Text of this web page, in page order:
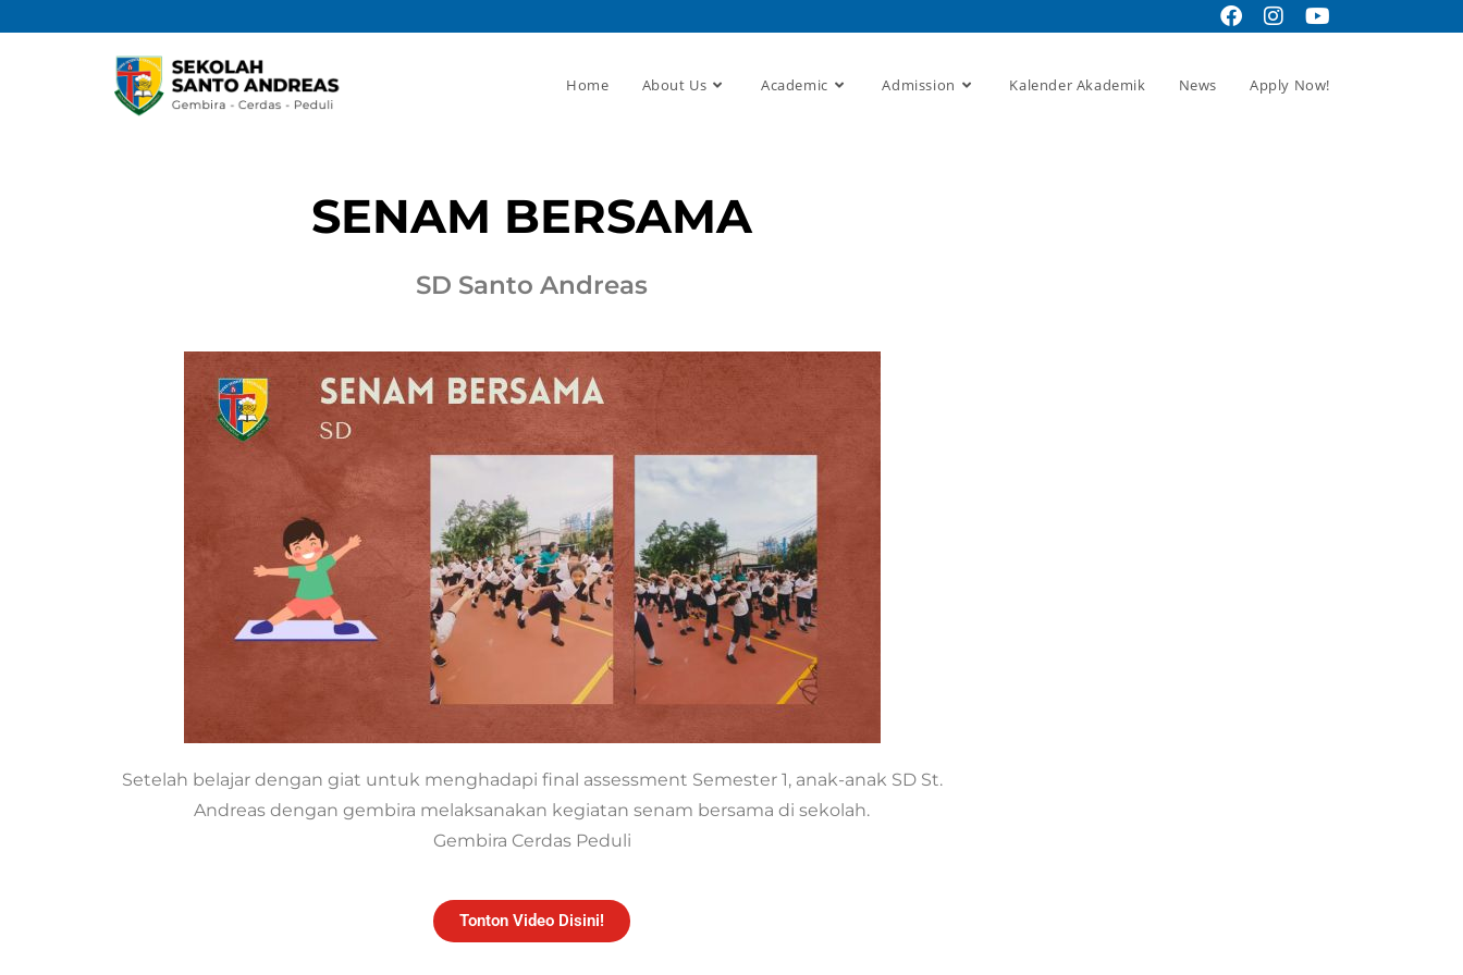
Home About Us Academic Admission Kalender Akademik News Apply Now!
SENAM BERSAMA
SD Santo Andreas
Setelah belajar dengan giat untuk menghadapi final assessment Semester 1, anak-anak SD St.
Andreas dengan gembira melaksanakan kegiatan senam bersama di sekolah.
Gembira Cerdas Peduli
Tonton Video Disini!